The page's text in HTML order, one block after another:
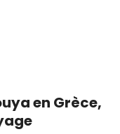
en Grèce,